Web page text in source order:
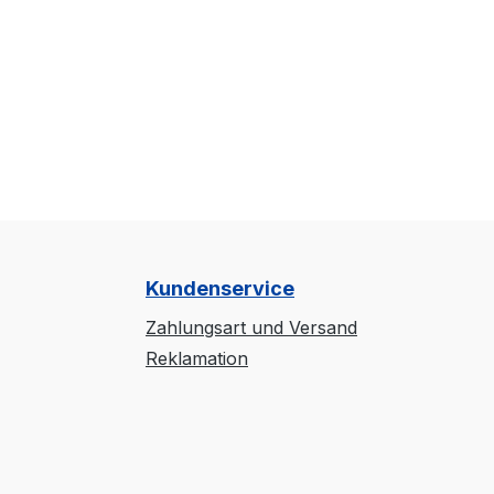
Kundenservice
Zahlungsart und Versand
Reklamation